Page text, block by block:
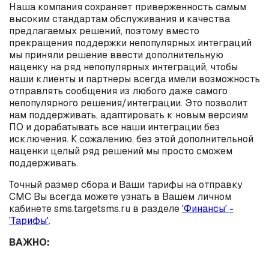
Наша компания сохраняет приверженность самым
высоким стандартам обслуживания и качества
предлагаемых решений, поэтому вместо
прекращения поддержки непопулярных интеграций
мы приняли решение ввести дополнительную
наценку на ряд непопулярных интеграций, чтобы
наши клиенты и партнеры всегда имели возможность
отправлять сообщения из любого даже самого
непопулярного решения/интеграции. Это позволит
нам поддерживать, адаптировать к новым версиям
ПО и дорабатывать все наши интеграции без
исключения. К сожалению, без этой дополнительной
наценки целый ряд решений мы просто сможем
поддерживать.
Точный размер сбора и Ваши тарифы на отправку
СМС Вы всегда можете узнать в Вашем личном
кабинете sms.targetsms.ru в разделе'Финансы' -
'Тарифы'.
ВАЖНО: